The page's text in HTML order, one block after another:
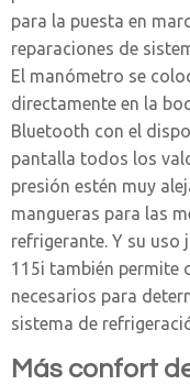
para la puesta en
reparaciones de
El manómetro se
directamente en la
Bluetooth con el
pantalla todos los
presión estén muy
mangueras para las
refrigerante. Y su
115i también permite
necesarios para
sistema de
Más confort